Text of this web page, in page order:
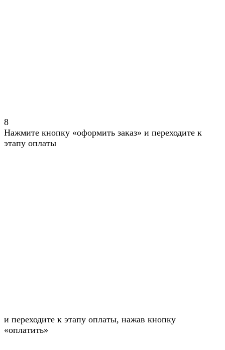
8
Нажмите кнопку «оформить заказ» и переходите к
этапу оплаты
и переходите к этапу оплаты, нажав кнопку
«оплатить»